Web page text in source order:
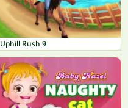
Uphill Rush 9